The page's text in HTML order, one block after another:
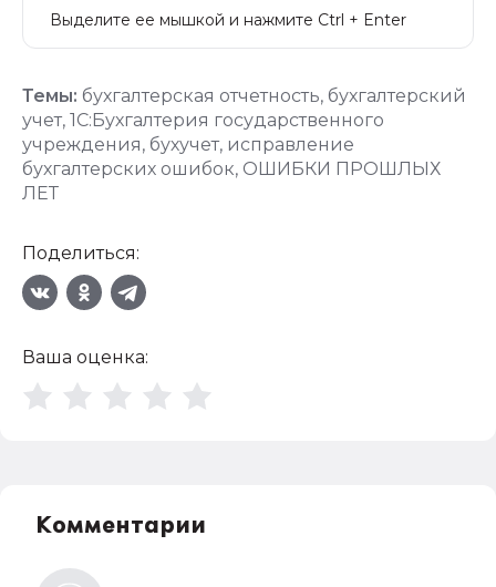
Выделите ее мышкой и нажмите Ctrl + Enter
Темы: бухгалтерская отчетность, бухгалтерский
учет, 1С:Бухгалтерия государственного
учреждения, бухучет, исправление
бухгалтерских ошибок, ОШИБКИ ПРОШЛЫХ
ЛЕТ
Поделиться:
Ваша оценка:
Комментарии